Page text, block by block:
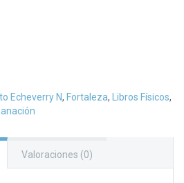
Echeverry N, Fortaleza, Libros Físicos,
Valoraciones (0)